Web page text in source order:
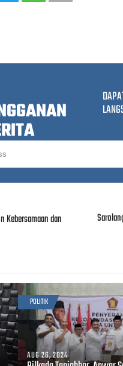
Kebersamaan dan
POLITIK
AUG 26, 2024